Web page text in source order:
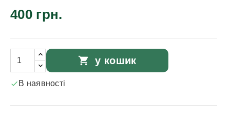
400 грн.
shopping_cart у кошик
 В наявності